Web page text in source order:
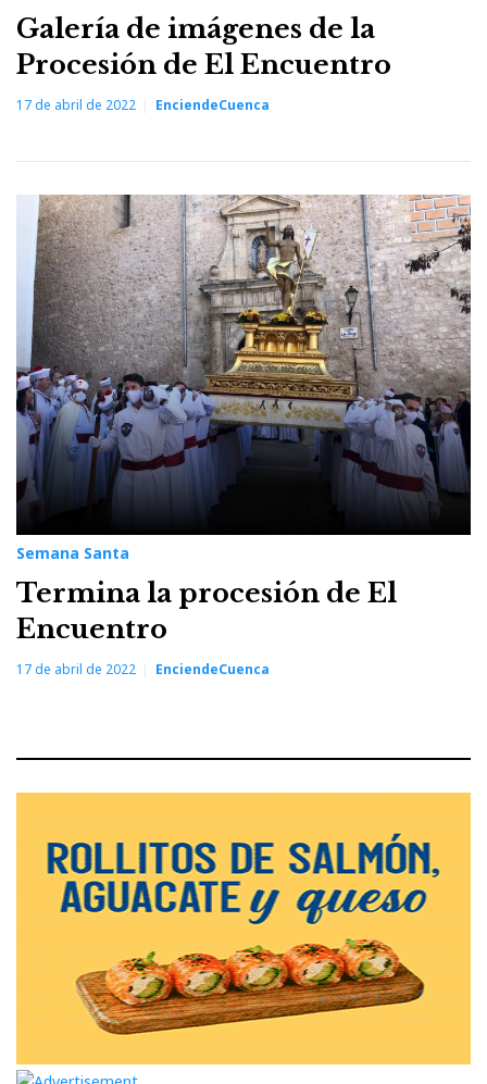
Galería de imágenes de la
Procesión de El Encuentro
17 de abril de 2022 EnciendeCuenca
Semana Santa
Termina la procesión de El
Encuentro
17 de abril de 2022 EnciendeCuenca